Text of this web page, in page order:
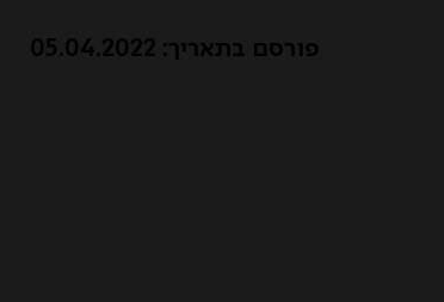
פורסם בתאריך: 05.04.2022